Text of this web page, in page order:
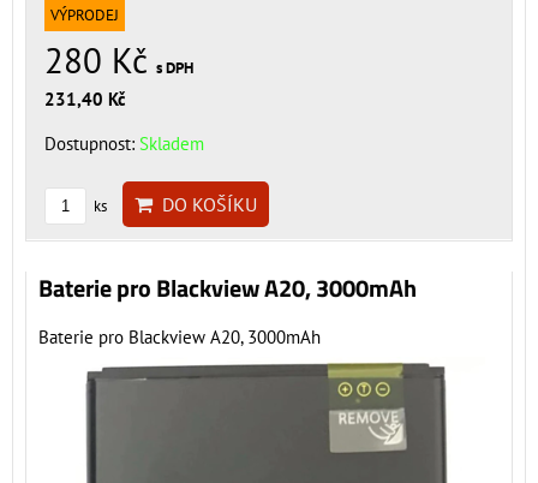
VÝPRODEJ
280 Kč s DPH
231,40 Kč
Dostupnost: Skladem
ks DO KOŠÍKU
Baterie pro Blackview A20, 3000mAh
Baterie pro Blackview A20, 3000mAh